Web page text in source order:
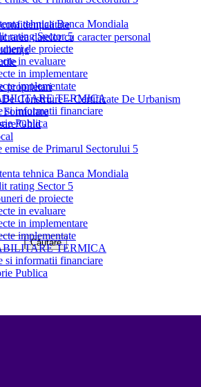
tehnica Banca Mondiala
rating Sector 5
de proiecte
in evaluare
in implementare
implementate
TERMICA
si informatii financiare
Publica
datelor cu caracter personal
proprietari
Construire – Certificate De Urbanism
Formulare
Ghid
de Primarul Sectorului 5
tehnica Banca Mondiala
rating Sector 5
de proiecte
in evaluare
in implementare
implementate
TERMICA
si informatii financiare
Publica